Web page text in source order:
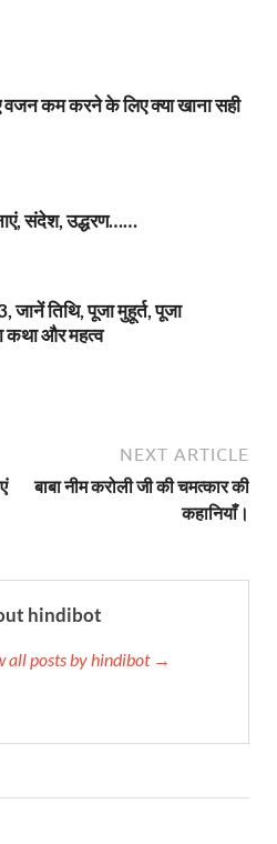
कम करने के लिए क्या खाना सही
संदेश, उद्धरण……
जानें तिथि, पूजा मुहूर्त, पूजा
कथा और महत्व
NEXT ARTICLE
बाबा नीम करोली जी की चमत्कार की
कहानियाँ।
hindibot
all posts by hindibot →